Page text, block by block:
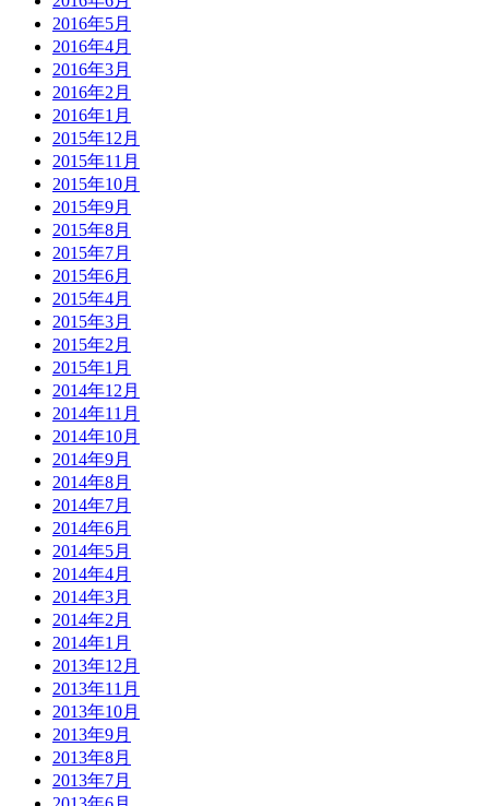
2016年5月
2016年4月
2016年3月
2016年2月
2016年1月
2015年12月
2015年11月
2015年10月
2015年9月
2015年8月
2015年7月
2015年6月
2015年4月
2015年3月
2015年2月
2015年1月
2014年12月
2014年11月
2014年10月
2014年9月
2014年8月
2014年7月
2014年6月
2014年5月
2014年4月
2014年3月
2014年2月
2014年1月
2013年12月
2013年11月
2013年10月
2013年9月
2013年8月
2013年7月